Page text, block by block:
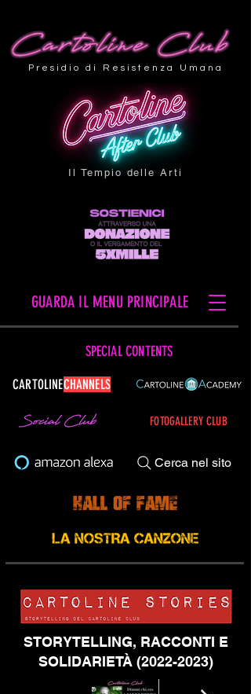
Presidio di Resistenza Umana
Il Tempio delle Arti
FOTOGALLERY CLUB
CARTOLINECHANNELS
GUARDA IL MENU PRINCIPALE
SPECIAL CONTENTS
Cerca nel sito
STORYTELLING, RACCONTI E
SOLIDARIETÀ (2022-2023)